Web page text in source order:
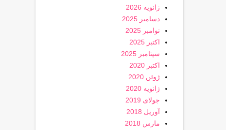
ژانویه 2026
دسامبر 2025
نوامبر 2025
اکتبر 2025
سپتامبر 2025
اکتبر 2020
ژوئن 2020
ژانویه 2020
جولای 2019
آوریل 2018
مارس 2018